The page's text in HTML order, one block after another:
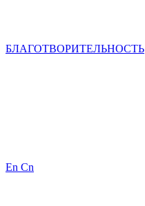
БЛАГОТВОРИТЕЛЬНОСТЬ
En Cn